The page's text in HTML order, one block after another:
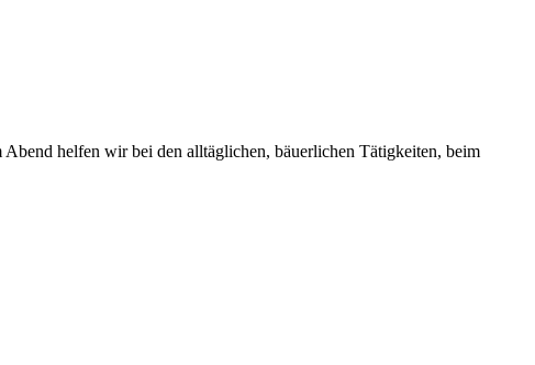
helfen wir bei den alltäglichen, bäuerlichen Tätigkeiten, beim